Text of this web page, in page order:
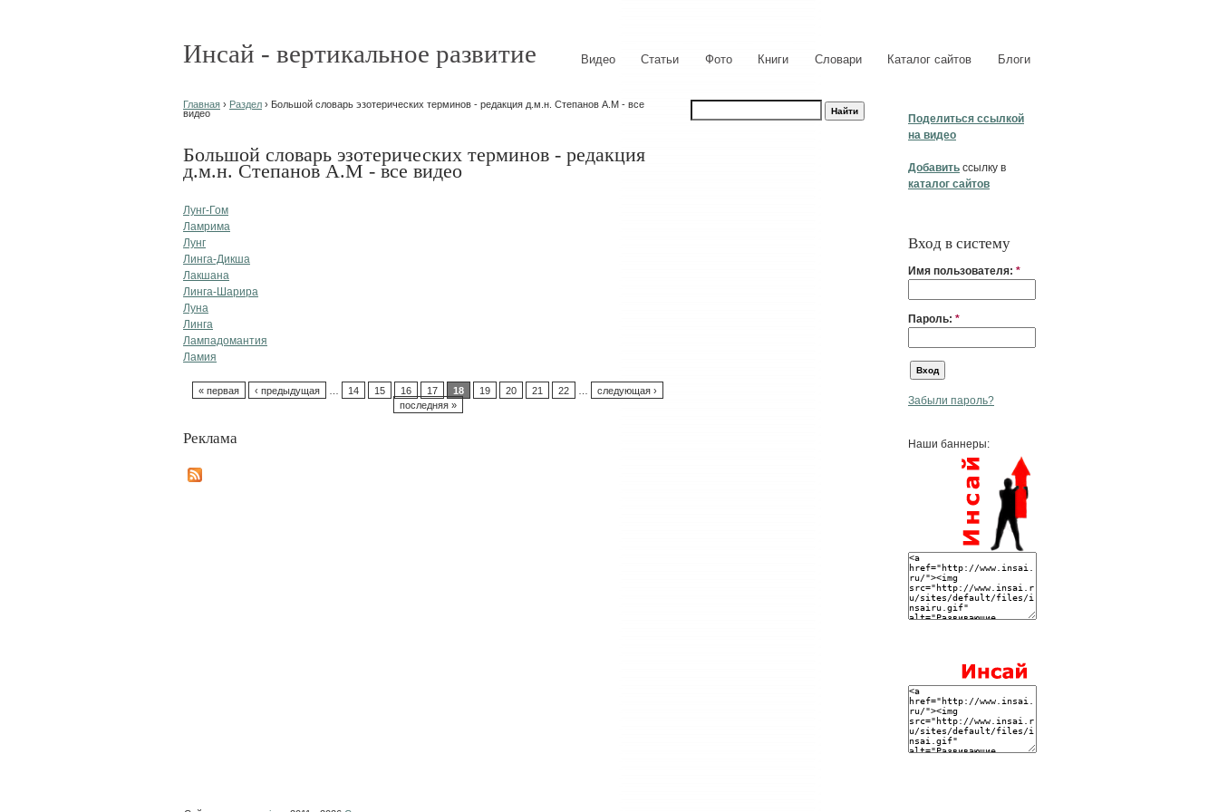
Инсай - вертикальное развитие Видео Статьи Фото Книги Словари Каталог сайтов Блоги
Поделиться ссылкой
на видео
Добавить ссылку в
каталог сайтов
Вход в систему
Имя пользователя: *
Пароль: *
Забыли пароль?
Наши баннеры:
Главная › Раздел › Большой словарь эзотерических терминов - редакция д.м.н. Степанов А.М - все
видео
Большой словарь эзотерических терминов - редакция
д.м.н. Степанов А.М - все видео
Лунг-Гом
Ламрима
Лунг
Линга-Дикша
Лакшана
Линга-Шарира
Луна
Линга
Лампадомантия
Ламия
« первая ‹ предыдущая 14 15 16 17 18 19 20 21 22
следующая ›
последняя »
Реклама